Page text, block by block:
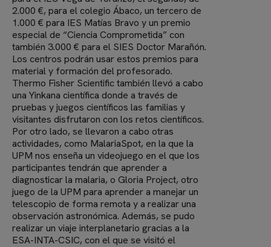
2.000 €, para el colegio Ábaco, un tercero de
1.000 € para IES Matías Bravo y un premio
especial de “Ciencia Comprometida” con
también 3.000 € para el SIES Doctor Marañón.
Los centros podrán usar estos premios para
material y formación del profesorado.
Thermo Fisher Scientific también llevó a cabo
una Yinkana científica donde a través de
pruebas y juegos científicos las familias y
visitantes disfrutaron con los retos científicos.
Por otro lado, se llevaron a cabo otras
actividades, como MalariaSpot, en la que la
UPM nos enseña un videojuego en el que los
participantes tendrán que aprender a
diagnosticar la malaria, o Gloria Project, otro
juego de la UPM para aprender a manejar un
telescopio de forma remota y a realizar una
observación astronómica. Además, se pudo
realizar un viaje interplanetario gracias a la
ESA-INTA-CSIC, con el que se visitó el